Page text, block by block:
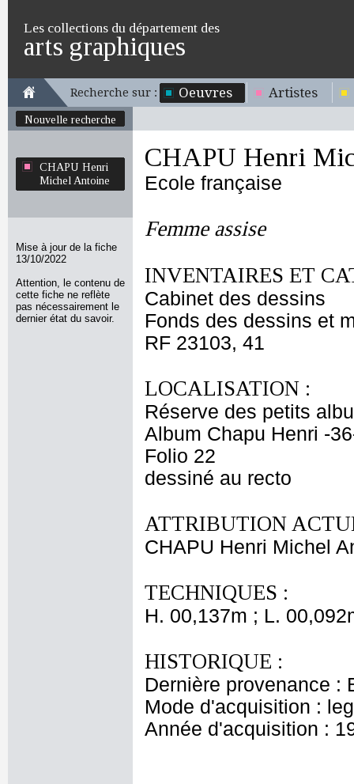
Les collections du département des
arts graphiques
Recherche sur : Oeuvres Artistes
Nouvelle recherche
CHAPU Henri
Michel Antoine
Mise à jour de la fiche
13/10/2022
Attention, le contenu de
cette fiche ne reflète
pas nécessairement le
dernier état du savoir.
CHAPU Henri
Ecole française
Femme assise
INVENTAIRES ET
Cabinet des dessins
Fonds des dessins et
RF 23103, 41
LOCALISATION :
Réserve des petits
Album Chapu Henri -
Folio 22
dessiné au recto
ATTRIBUTION
CHAPU Henri Michel
TECHNIQUES :
H. 00,137m ; L.
HISTORIQUE :
Dernière provenance :
Mode d'acquisition :
Année d'acquisition :